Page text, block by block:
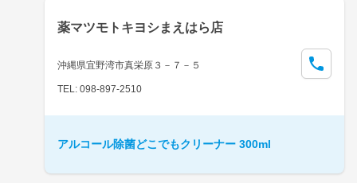
薬マツモトキヨシまえはら店
沖縄県宜野湾市真栄原３－７－５
TEL: 098-897-2510
アルコール除菌どこでもクリーナー 300ml